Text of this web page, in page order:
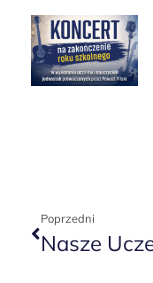
Poprzedni